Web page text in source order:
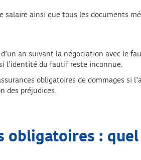
ainsi que tous les documents
d’un an suivant la négociation avec le
l’identité du fautif reste inconnue.
obligatoires de dommages si
des préjudices.
obligatoires :